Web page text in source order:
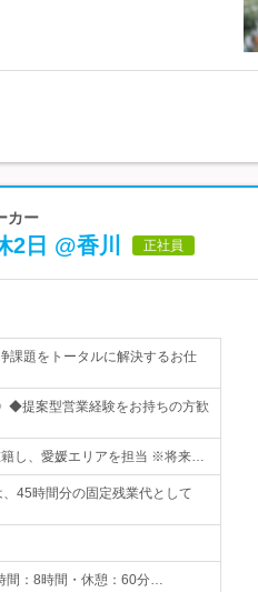
カー
日 @香川 正社員
課題をトータルに解決するお仕
◆提案型営業経験をお持ちの方歓
し、愛媛エリアを担当 ※将来…
45時間分の固定残業代として
間：8時間・休憩：60分…